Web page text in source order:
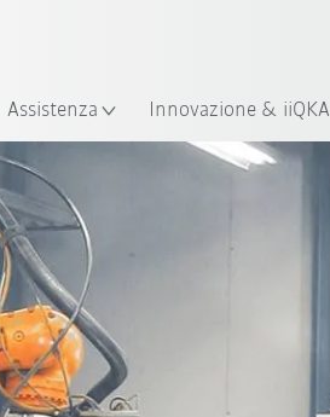
Assistenza Innovazione & iiQKA